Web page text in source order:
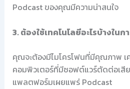
Podcast ของคุณมีความน่าสนใจ
3. ต้องใช้เทคโนโลยีอะไรบ้างใน
คุณจะต้องมีไมโครโฟนที่มีคุณภาพ เ
คอมพิวเตอร์ที่มีซอฟต์แวร์ตัดต่อเสีย
แพลตฟอร์มเผยแพร่ Podcast